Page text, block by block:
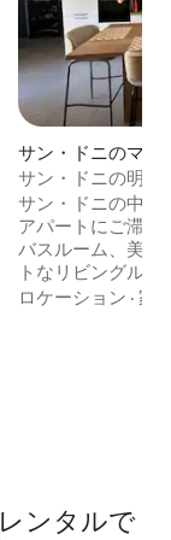
件、5つ星中4.99つ
サン・ドニのマン
ート
サン・ドニの明る
サン・ドニの中心
アパートにご滞在
バスルーム、美し
トなリビングル
力を兼ね備えて
ロケーション ·家
ンタルで